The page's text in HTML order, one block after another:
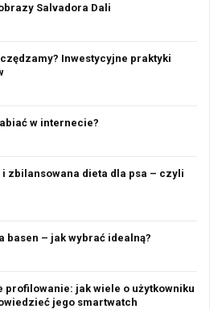
Salvadora Dali
Inwestycyjne praktyki
w internecie?
i zbilansowana dieta dla psa – czyli
basen – jak wybrać idealną?
profilowanie: jak wiele o użytkowniku
jego smartwatch